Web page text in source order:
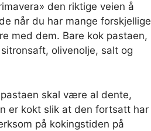
den riktige veien å
når du har mange forskjellige
med dem. Bare kok pastaen,
olivenolje, salt og
skal være al dente,
er kokt slik at den fortsatt har
på kokingstiden på